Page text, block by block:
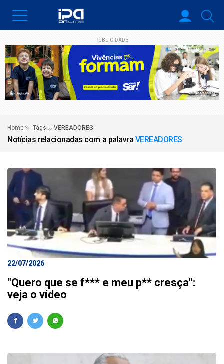
PUBLICIDADE
Home Tags VEREADORES
Notícias relacionadas com a palavra VEREADORES
22/07/2026
"Quero que se f*** e meu p** cresça":
veja o vídeo